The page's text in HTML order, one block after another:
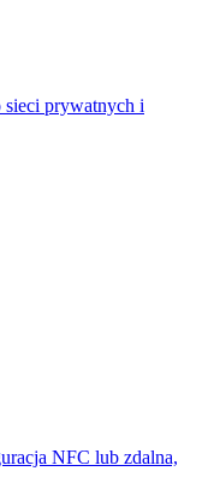
sieci prywatnych i
NFC lub zdalna,